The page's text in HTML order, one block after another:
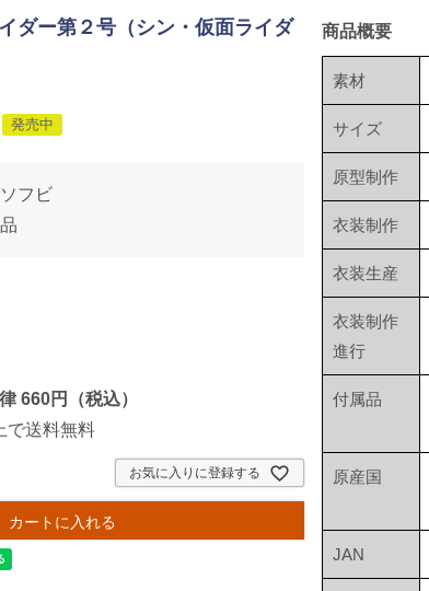
ダー第２号（シン・仮面ライダ
発売中
フビ
660円（税込）
で送料無料
お気に入りに登録する
カートに入れる
商品概要
素材
サイズ
原型制作
衣装制作
衣装生産
衣装制作
進行
付属品
原産国
JAN